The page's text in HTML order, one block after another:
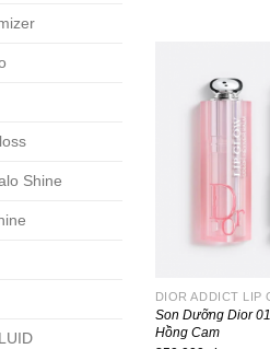
Shine
DIOR ADDICT LIP
Son Dưỡng Dior
Hồng Cam